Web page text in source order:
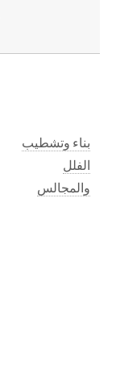
بناء وتشطيب
الفلل
والمجالس